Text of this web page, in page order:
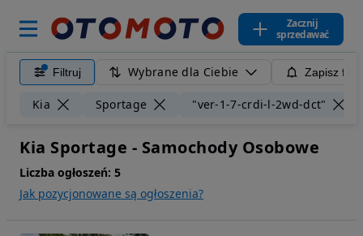
Zacznij
sprzedawać
Filtruj Wybrane dla Ciebie Zapisz
Kia Sportage "ver-1-7-crdi-l-2wd-dct"
Kia Sportage - Samochody Osobowe
Liczba ogłoszeń: 5
Jak pozycjonowane są ogłoszenia?